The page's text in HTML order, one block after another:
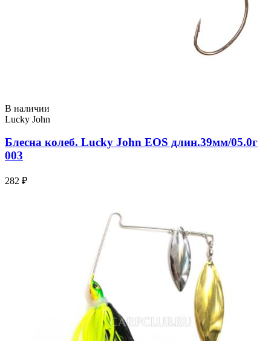
В наличии
Lucky John
Блесна колеб. Lucky John EOS длин.39мм/05.0г
003
282 ₽